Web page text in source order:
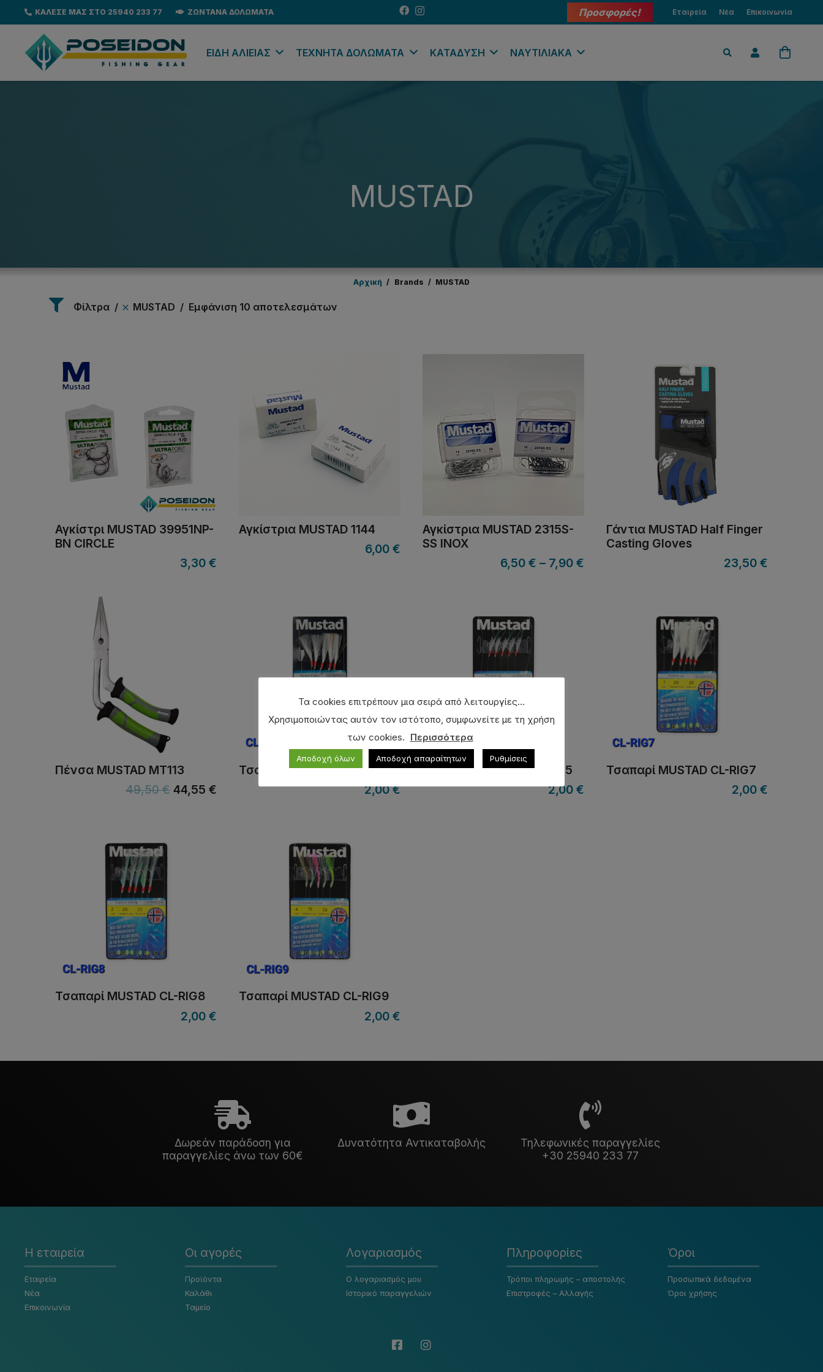
ΚΑΛΕΣΕ ΜΑΣ ΣΤΟ 25940 233 77 ΖΩΝΤΑΝΑ ΔΟΛΩΜΑΤΑ Προσφορές! Εταιρεία Νέα Επικοινωνία
EΙΔΗ ΑΛΙΕΙΑΣ ΤΕΧΝΗΤΑ ΔΟΛΩΜΑΤΑ ΚΑΤΑΔΥΣΗ ΝΑΥΤΙΛΙΑΚΑ
MUSTAD
Αρχική / Brands / MUSTAD
Φίλτρα MUSTAD Εμφάνιση 10 αποτελεσμάτων
Αγκίστρι MUSTAD 39951NP-
BN CIRCLE
3,30 €
Αγκίστρια MUSTAD 1144
6,00 €
Αγκίστρια MUSTAD 2315S-
SS INOX
6,50 € – 7,90 €
Γάντια MUSTAD Half Finger
Casting Gloves
23,50 €
Πένσα MUSTAD MT113
49,50€ 44,55 €
Τσαπαρί MUSTAD CL-RIG15
2,00€
Τσαπαρί MUSTAD CL-RIG5
2,00 €
Τσαπαρί MUSTAD CL-RIG7
2,00 €
Τσαπαρί MUSTAD CL-RIG8
2,00 €
Τσαπαρί MUSTAD CL-RIG9
2,00 €
Δωρεάν παράδοση για
παραγγελίες άνω των 60€
Δυνατότητα Αντικαταβολής
Τηλεφωνικές παραγγελίες
+30 25940 233 77
Η εταιρεία
Εταιρεία
Νέα
Επικοινωνία
Οι αγορές
Προϊόντα
Καλάθι
Ταμείο
Λογαριασμός
Ο λογαριασμός μου
Ιστορικό παραγγελιών
Πληροφορίες
Τρόποι πληρωμής – αποστολής
Επιστροφές – Αλλαγής
Όροι
Προσωπικά δεδομένα
Όροι χρήσης
Τα cookies επιτρέπουν μια σειρά από λειτουργίες...
Χρησιμοποιώντας αυτόν τον ιστότοπο, συμφωνείτε με τη χρήση
των cookies. Περισσότερα
Αποδοχή όλων Αποδοχή απαραίτητων Ρυθμίσεις